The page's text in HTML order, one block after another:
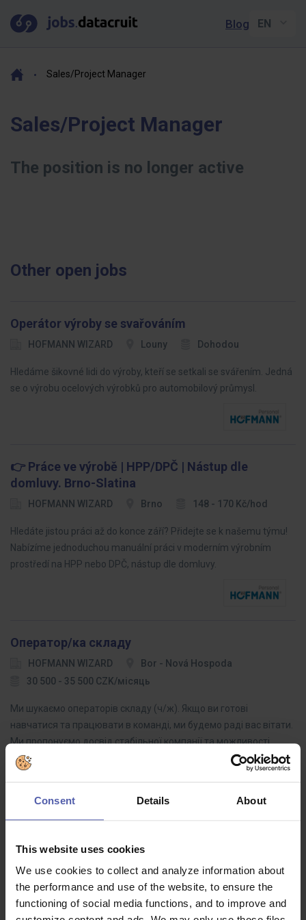
Consent Details About
This website uses cookies
We use cookies to collect and analyze information about
the performance and use of the website, to ensure the
functioning of social media functions, and to improve and
Blog
Sales/Project Manager
Sales/Project Manager
The position is no longer active
Other open jobs
Operátor výroby se svařováním
HOFMANN WIZARD Louny Dohodou
Hledáme šikovné lidi do výroby, kteří se setkali se svářením. Jedná
se o výrobu ocelových výrobků pro automobilový průmysl.
👉 Práce ve výrobě | HPP/DPČ | Nástup dle
domluvy. Brno-Slatina
HOFMANN WIZARD Brno 148 - 170 Kč/hod
Hledáte jistou práci až do konce září? Přidejte se k našemu týmu!
Nabízíme jednoduchou manuální práci v moderním výrobním
prostředí na HPP nebo DPČ, nástup dle domluvy.
Оператор/ка складу
HOFMANN WIZARD
Bor - Nová Hospoda
30 500 - 35 500 CZK/місяць
Ми шукаємо операторів складу (ч/ж). Якщо ви готові
навчатися та працювати в команді, ми будемо раді вас вітати.
Ми пропонуємо досвід стабільної компанії та можливості
професійного зростання. Якщо ця…
Najděte jistotu #podnašimikřídly a rozšiřte tým v lékárně Praha
Horoměřice.